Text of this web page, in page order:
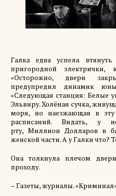
Галка едва успела
пригородной электрички,
«Осторожно, двери
предупредил динамик
«Следующая станция: Белые
Эльвиру. Холёная сучка,
моря, но наезжающая в эту
расписаний. Видать, у
рту, Миллион Долларов в
женской части. А у Галки что?
Она толкнула плечом
проходу.
– Газеты, журналы.